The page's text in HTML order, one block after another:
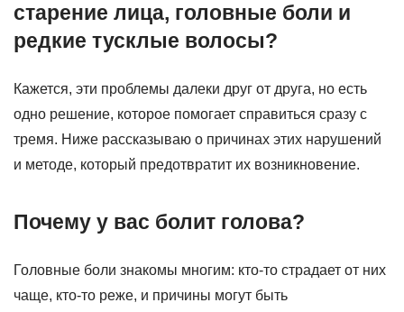
старение лица, головные боли и
редкие тусклые волосы?
Кажется, эти проблемы далеки друг от друга, но есть
одно решение, которое помогает справиться сразу с
тремя. Ниже рассказываю о причинах этих нарушений
и методе, который предотвратит их возникновение.
Почему у вас болит голова?
Головные боли знакомы многим: кто-то страдает от них
чаще, кто-то реже, и причины могут быть